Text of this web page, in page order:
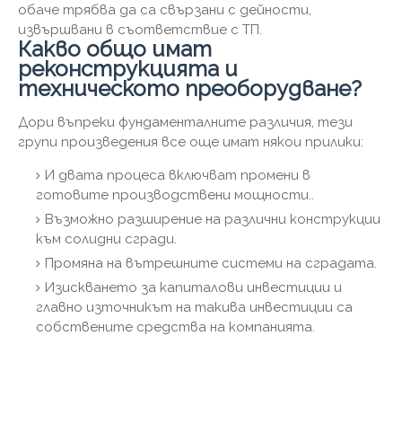
обаче трябва да са свързани с дейности,
извършвани в съответствие с ТП.
Какво общо имат
реконструкцията и
техническото преоборудване?
Дори въпреки фундаменталните различия, тези
групи произведения все още имат някои прилики:
И двата процеса включват промени в
готовите производствени мощности..
Възможно разширение на различни конструкции
към солидни сгради.
Промяна на вътрешните системи на сградата.
Изискването за капиталови инвестиции и
главно източникът на такива инвестиции са
собствените средства на компанията.